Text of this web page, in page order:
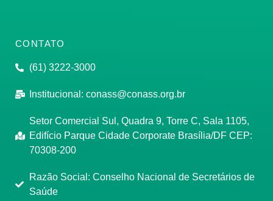
CONTATO
(61) 3222-3000
Institucional: conass@conass.org.br
Setor Comercial Sul, Quadra 9, Torre C, Sala 1105,
Edifício Parque Cidade Corporate Brasília/DF CEP:
70308-200
Razão Social: Conselho Nacional de Secretários de
Saúde